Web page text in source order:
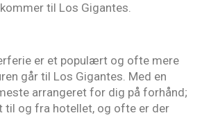
til Los Gigantes.
er et populært og ofte mere
går til Los Gigantes. Med en
arrangeret for dig på forhånd;
til og fra hotellet, og ofte er der